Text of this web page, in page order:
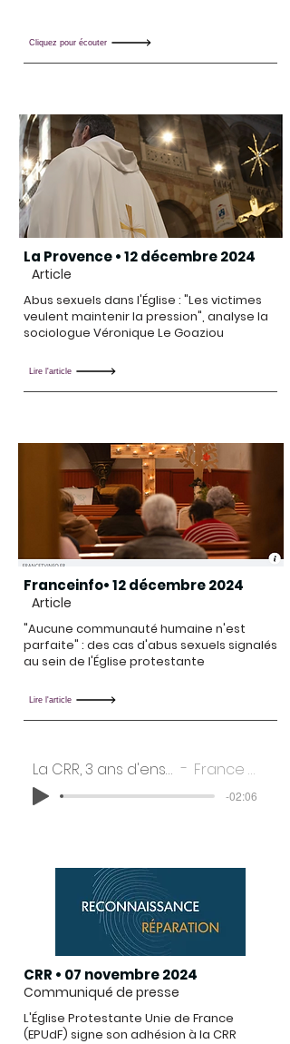
Cliquez pour écouter
La Provence • 12 décembre 2024
Article
Abus sexuels dans l'Église : "Les victimes
veulent maintenir la pression", analyse la
sociologue Véronique Le Goaziou
Lire l'article
Franceinfo• 12 décembre 2024
Article
"Aucune communauté humaine n'est
parfaite" : des cas d'abus sexuels signalés
au sein de l'Église protestante
Lire l'article
La CRR, 3 ans d'enseignements France Culture
-02:06
CRR • 07 novembre 2024
Communiqué de presse
L'Église Protestante Unie de France
(EPUdF) signe son adhésion à la CRR